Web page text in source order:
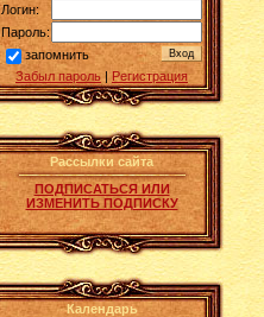
Логин:
Пароль:
запомнить
Забыл пароль | Регистрация
Рассылки сайта
ПОДПИСАТЬСЯ ИЛИ
ИЗМЕНИТЬ ПОДПИСКУ
Календарь